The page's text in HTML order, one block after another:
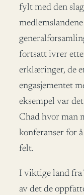
fylt med den
fortsatt ivrer
erklæringer, de
engasjementet
eksempel var
Chad hvor man
konferanser for
felt.
I viktige land fra
av det de